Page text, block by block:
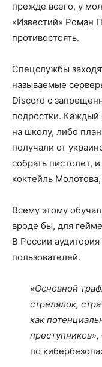
прежде всего, у
«Известий» Роман
противостоять.
Спецслужбы
называемые
Discord с
подростки. Каждый
на школу, либо
получали от
собрать пистолет,
коктейль
Всему этому
вроде бы, для
В России
пользователей.
«Основной
стрелялок,
как
преступников»,
по